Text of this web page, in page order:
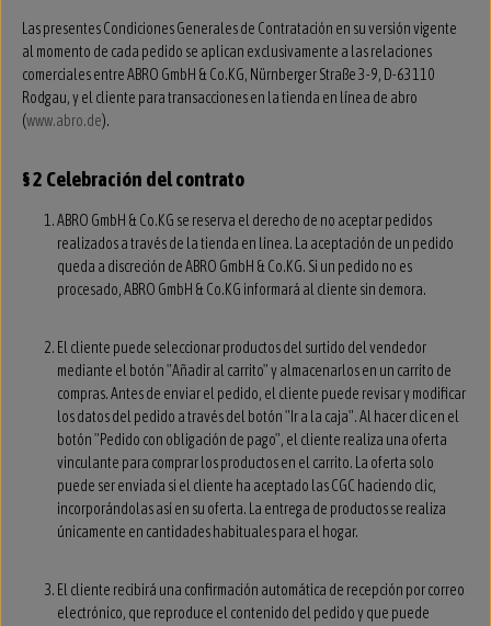
Las presentes Condiciones Generales de Contratación en su versión vigente
al momento de cada pedido se aplican exclusivamente a las relaciones
comerciales entre ABRO GmbH & Co.KG, Nürnberger Straße 3-9, D-63110
Rodgau, y el cliente para transacciones en la tienda en línea de abro
(www.abro.de).
§ 2 Celebración del contrato
ABRO GmbH & Co.KG se reserva el derecho de no aceptar pedidos
realizados a través de la tienda en línea. La aceptación de un pedido
queda a discreción de ABRO GmbH & Co.KG. Si un pedido no es
procesado, ABRO GmbH & Co.KG informará al cliente sin demora.
El cliente puede seleccionar productos del surtido del vendedor
mediante el botón "Añadir al carrito" y almacenarlos en un carrito de
compras. Antes de enviar el pedido, el cliente puede revisar y modificar
los datos del pedido a través del botón "Ir a la caja". Al hacer clic en el
botón "Pedido con obligación de pago", el cliente realiza una oferta
vinculante para comprar los productos en el carrito. La oferta solo
puede ser enviada si el cliente ha aceptado las CGC haciendo clic,
incorporándolas así en su oferta. La entrega de productos se realiza
únicamente en cantidades habituales para el hogar.
El cliente recibirá una confirmación automática de recepción por correo
electrónico, que reproduce el contenido del pedido y que puede